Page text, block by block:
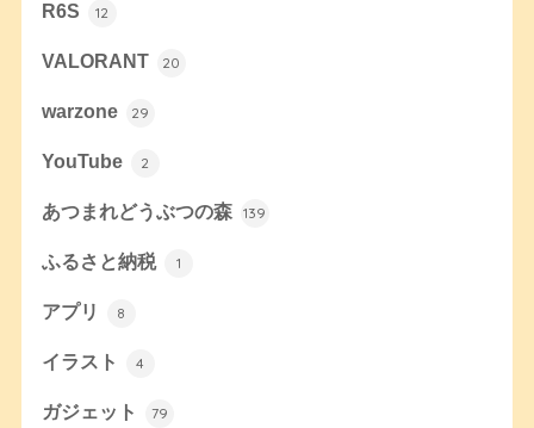
R6S 12
VALORANT 20
warzone 29
YouTube 2
あつまれどうぶつの森 139
ふるさと納税 1
アプリ 8
イラスト 4
ガジェット 79